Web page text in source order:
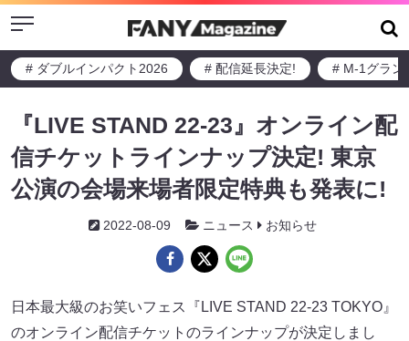
Menu
# ダブルインパクト2026 # 配信延長決定! # M-1グラン
『LIVE STAND 22-23』オンライン配
信チケットラインナップ決定! 東京
公演の会場来場者限定特典も発表に!
2022-08-09 ニュース お知らせ
日本最大級のお笑いフェス『LIVE STAND 22-23 TOKYO』
のオンライン配信チケットのラインナップが決定しまし